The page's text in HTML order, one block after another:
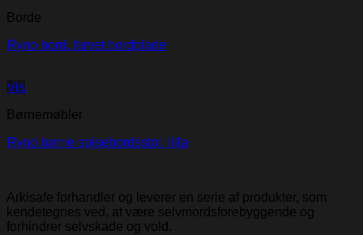
Borde
Ryno bord, farvet bordplade
Vis
Børnemøbler
Ryno børne spisebordsstol, lilla
Arkisafe forhandler og leverer en serie af produkter, som
kendetegnes ved, at være selvmordsforebyggende og
forhindrer selvskade og vold.